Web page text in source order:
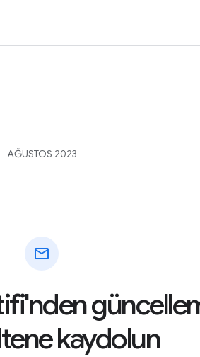
AĞUSTOS 2023
mail
kaydolun